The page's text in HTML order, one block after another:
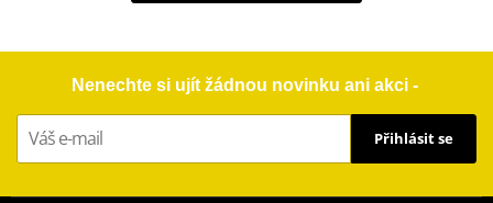
Nenechte si ujít žádnou novinku ani akci -
Přihlásit se